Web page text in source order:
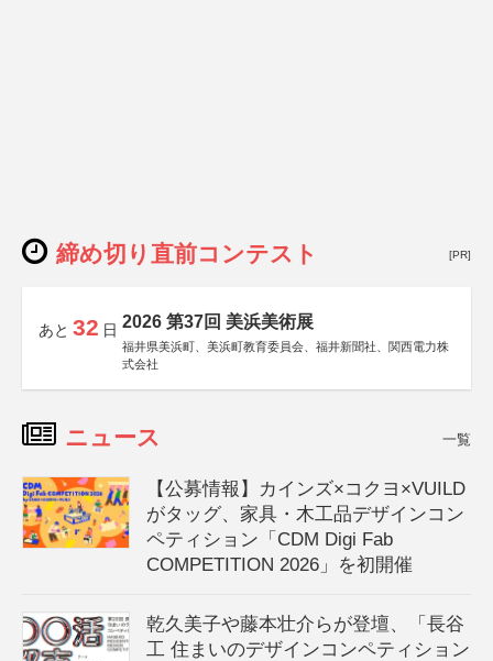
締め切り直前コンテスト [PR]
あと 32 日 2026 第37回 美浜美術展
福井県美浜町、美浜町教育委員会、福井新聞社、関西電力株
式会社
ニュース 一覧
【公募情報】カインズ×コクヨ×VUILD
がタッグ、家具・木工品デザインコン
ペティション「CDM Digi Fab
COMPETITION 2026」を初開催
乾久美子や藤本壮介らが登壇、「長谷
工 住まいのデザインコンペティション